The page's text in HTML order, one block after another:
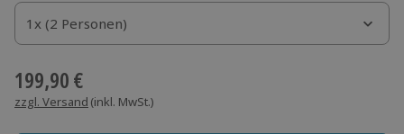
1x (2 Personen)
1x (2 Personen)
1x (2 Personen)
199,90 €
zzgl. Versand (inkl. MwSt.)